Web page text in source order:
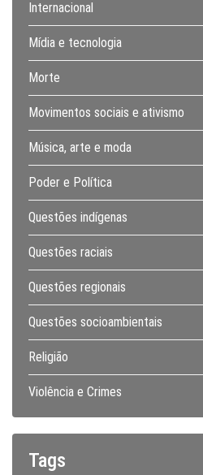
Internacional
Mídia e tecnologia
Morte
Movimentos sociais e ativismo
Música, arte e moda
Poder e Política
Questões indígenas
Questões raciais
Questões regionais
Questões socioambientais
Religião
Violência e Crimes
Tags